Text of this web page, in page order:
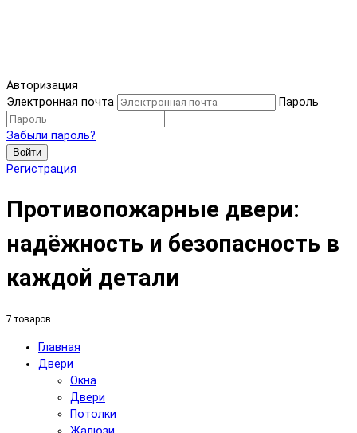
Авторизация
Электронная почта
Пароль
Забыли пароль?
Войти
Регистрация
Противопожарные двери:
надёжность и безопасность в
каждой детали
7 товаров
Главная
Двери
Окна
Двери
Потолки